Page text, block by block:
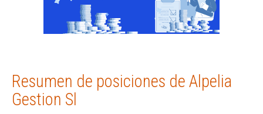
Resumen de posiciones de Alpelia
Gestion Sl